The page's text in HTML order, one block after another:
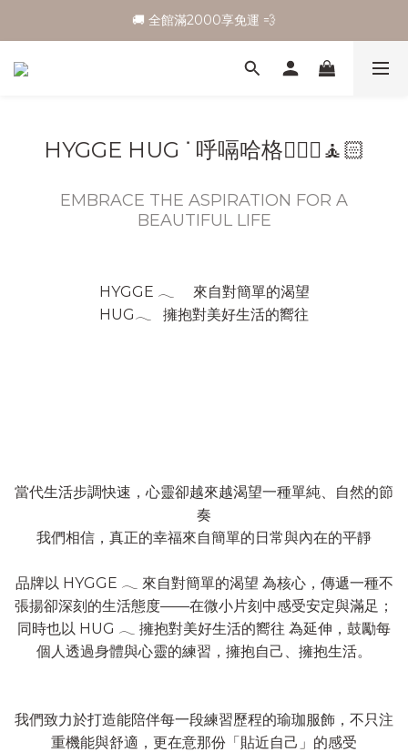
🚚 全館滿2000享免運 💨
HYGGE HUG ᐝ 呼嗝哈格🧘🏻‍♀️🧘🏻
EMBRACE THE ASPIRATION FOR A
BEAUTIFUL LIFE
HYGGE 𓂃 來自對簡單的渴望
HUG𓂃 擁抱對美好生活的嚮往
當代生活步調快速，心靈卻越來越渴望一種單純、自然的節
奏
我們相信，真正的幸福來自簡單的日常與內在的平靜
品牌以 HYGGE 𓂃 來自對簡單的渴望 為核心，傳遞一種不
張揚卻深刻的生活態度——在微小片刻中感受安定與滿足；
同時也以 HUG 𓂃 擁抱對美好生活的嚮往 為延伸，鼓勵每
個人透過身體與心靈的練習，擁抱自己、擁抱生活。
我們致力於打造能陪伴每一段練習歷程的瑜珈服飾，不只注
重機能與舒適，更在意那份「貼近自己」的感受